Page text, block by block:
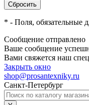
* - Поля, обязательные
Сообщение отправлено
Ваше сообщение
Вами свяжется наш
Закрыть окно
shop@prosantexniky.ru
Санкт-Петербург